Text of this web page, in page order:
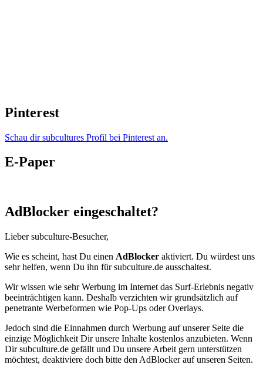
Pinterest
Schau dir subcultures Profil bei Pinterest an.
E-Paper
AdBlocker eingeschaltet?
Lieber subculture-Besucher,
Wie es scheint, hast Du einen AdBlocker aktiviert. Du würdest uns
sehr helfen, wenn Du ihn für subculture.de ausschaltest.
Wir wissen wie sehr Werbung im Internet das Surf-Erlebnis negativ
beeinträchtigen kann. Deshalb verzichten wir grundsätzlich auf
penetrante Werbeformen wie Pop-Ups oder Overlays.
Jedoch sind die Einnahmen durch Werbung auf unserer Seite die
einzige Möglichkeit Dir unsere Inhalte kostenlos anzubieten. Wenn
Dir subculture.de gefällt und Du unsere Arbeit gern unterstützen
möchtest, deaktiviere doch bitte den AdBlocker auf unseren Seiten.